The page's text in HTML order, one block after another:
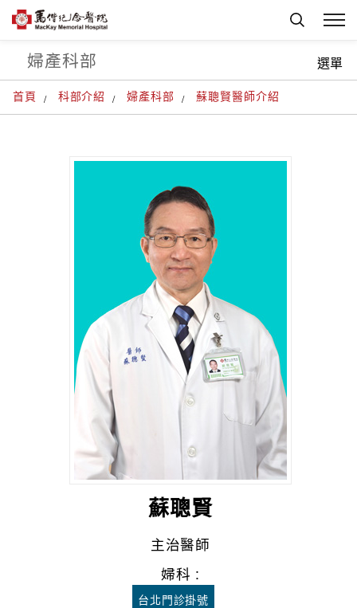
首頁 科部介紹 婦產科部 蘇聰賢醫師介紹
婦產科部 選單
蘇聰賢
主治醫師
婦科 :
台北門診掛號